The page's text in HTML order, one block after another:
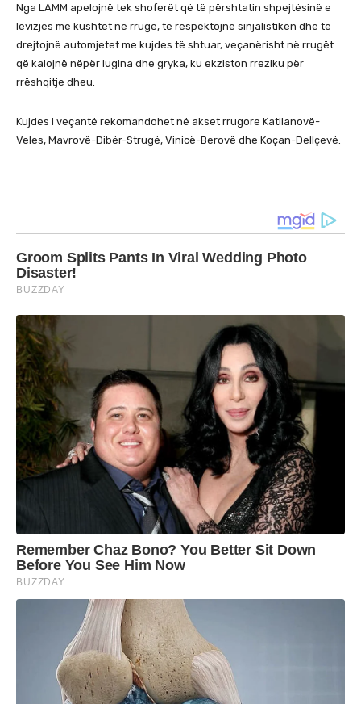
Nga LAMM apelojnë tek shoferët që të përshtatin shpejtësinë e
lëvizjes me kushtet në rrugë, të respektojnë sinjalistikën dhe të
drejtojnë automjetet me kujdes të shtuar, veçanërisht në rrugët
që kalojnë nëpër lugina dhe gryka, ku ekziston rreziku për
rrëshqitje dheu.
Kujdes i veçantë rekomandohet në akset rrugore Katllanovë-
Veles, Mavrovë-Dibër-Strugë, Vinicë-Berovë dhe Koçan-Dellçevë.